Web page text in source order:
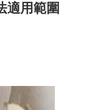
適用範圍